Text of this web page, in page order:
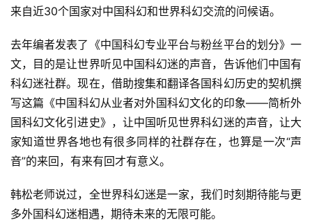
来自近30个国家对中国科幻和世界科幻交流的问候语。
去年编者发表了《中国科幻专业平台与粉丝平台的划分》一
文，目的是让世界听见中国科幻迷的声音，告诉他们中国有
科幻迷社群。现在，借助搜集和翻译各国科幻历史的契机撰
写这篇《中国科幻从业者对外国科幻文化的印象——简析外
国科幻文化引进史》，让中国听见世界科幻迷的声音，让大
家知道世界各地也有很多同样的社群存在，也算是一次“声
音”的来回，有来有回才有意义。
韩松老师说过，全世界科幻迷是一家，我们时刻期待能与更
多外国科幻迷相遇，期待未来的无限可能。